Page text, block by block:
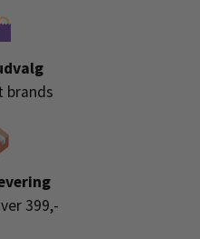
brands
399,-